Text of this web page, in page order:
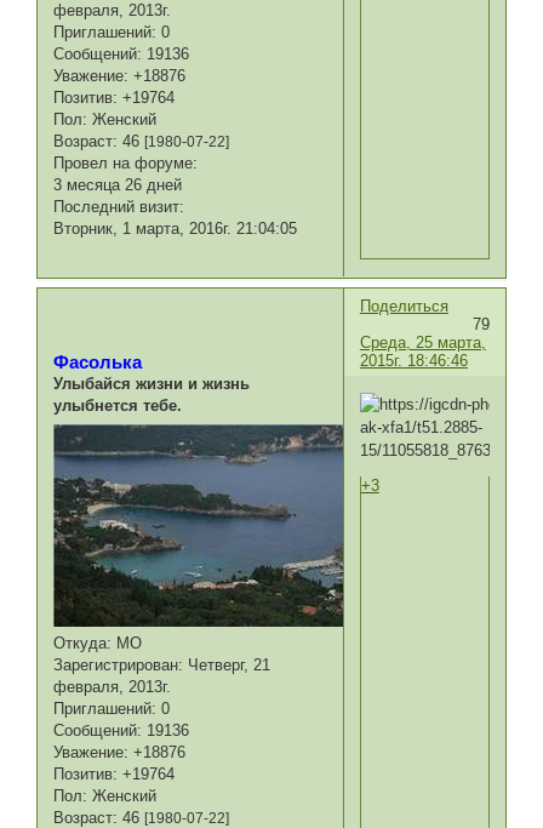
февраля, 2013г.
Приглашений: 0
Сообщений: 19136
Уважение: +18876
Позитив: +19764
Пол: Женский
Возраст: 46[1980-07-22]
Провел на форуме:
3 месяца 26 дней
Последний визит:
Вторник, 1 марта, 2016г. 21:04:05
Поделиться
79
Среда, 25 марта,
2015г. 18:46:46
Фасолька
Улыбайся жизни и жизнь
улыбнется тебе.
Откуда: МО
Зарегистрирован: Четверг, 21
февраля, 2013г.
Приглашений: 0
Сообщений: 19136
Уважение: +18876
Позитив: +19764
Пол: Женский
Возраст: 46[1980-07-22]
+3